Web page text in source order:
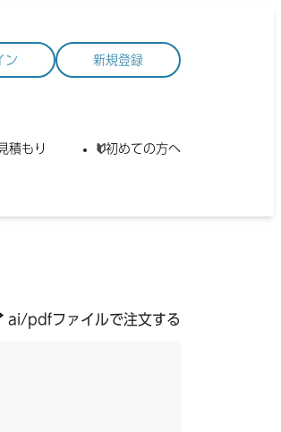
ン 新規登録
積もり 初めての方へ
ai/pdfファイルで注文する